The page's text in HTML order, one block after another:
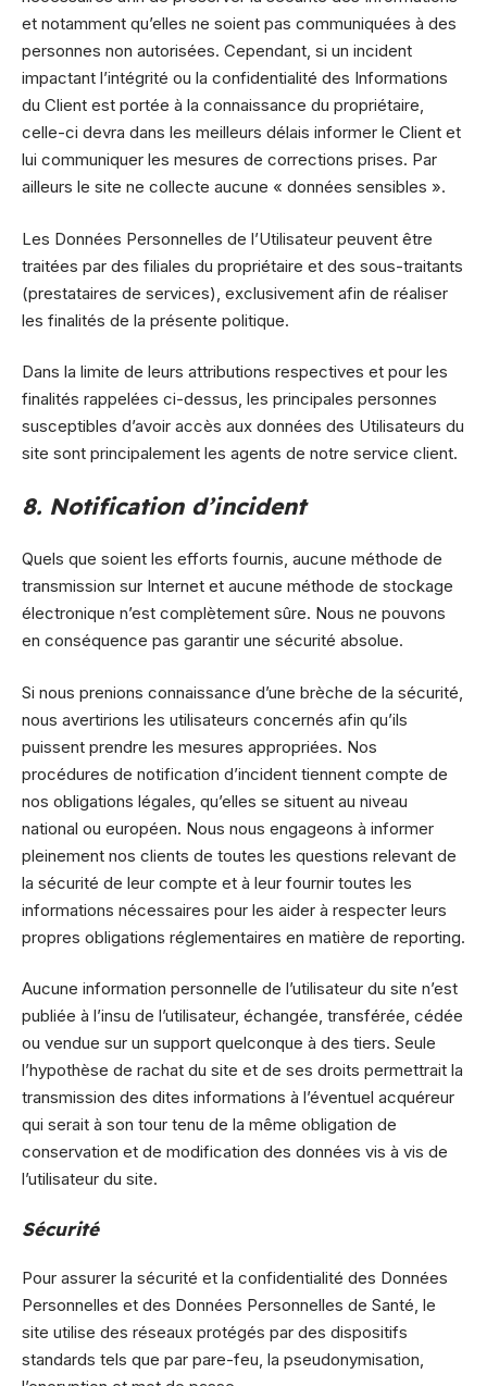
et notamment qu’elles ne soient pas communiquées à des
personnes non autorisées. Cependant, si un incident
impactant l’intégrité ou la confidentialité des Informations
du Client est portée à la connaissance du propriétaire,
celle-ci devra dans les meilleurs délais informer le Client et
lui communiquer les mesures de corrections prises. Par
ailleurs le site ne collecte aucune « données sensibles ».
Les Données Personnelles de l’Utilisateur peuvent être
traitées par des filiales du propriétaire et des sous-traitants
(prestataires de services), exclusivement afin de réaliser
les finalités de la présente politique.
Dans la limite de leurs attributions respectives et pour les
finalités rappelées ci-dessus, les principales personnes
susceptibles d’avoir accès aux données des Utilisateurs du
site sont principalement les agents de notre service client.
8. Notification d’incident
Quels que soient les efforts fournis, aucune méthode de
transmission sur Internet et aucune méthode de stockage
électronique n’est complètement sûre. Nous ne pouvons
en conséquence pas garantir une sécurité absolue.
Si nous prenions connaissance d’une brèche de la sécurité,
nous avertirions les utilisateurs concernés afin qu’ils
puissent prendre les mesures appropriées. Nos
procédures de notification d’incident tiennent compte de
nos obligations légales, qu’elles se situent au niveau
national ou européen. Nous nous engageons à informer
pleinement nos clients de toutes les questions relevant de
la sécurité de leur compte et à leur fournir toutes les
informations nécessaires pour les aider à respecter leurs
propres obligations réglementaires en matière de reporting.
Aucune information personnelle de l’utilisateur du site n’est
publiée à l’insu de l’utilisateur, échangée, transférée, cédée
ou vendue sur un support quelconque à des tiers. Seule
l’hypothèse de rachat du site et de ses droits permettrait la
transmission des dites informations à l’éventuel acquéreur
qui serait à son tour tenu de la même obligation de
conservation et de modification des données vis à vis de
l’utilisateur du site.
Sécurité
Pour assurer la sécurité et la confidentialité des Données
Personnelles et des Données Personnelles de Santé, le
site utilise des réseaux protégés par des dispositifs
standards tels que par pare-feu, la pseudonymisation,